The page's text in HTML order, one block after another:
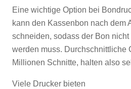
Eine wichtige Option bei
kann den Kassenbon nach dem
schneiden, sodass der Bon
werden muss. Durchschnittliche
Millionen Schnitte, halten also
Viele Drucker bieten